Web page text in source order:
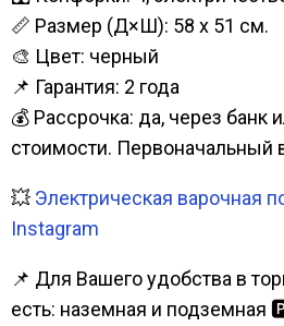
📏 Размер (Д×Ш): 58 x 51 см.
🎨 Цвет: черный
📌 Гарантия: 2 года
💰 Рассрочка: да, через банк
стоимости. Первоначальный
💥 Электрическая варочная
Instagram
📌 Для Вашего удобства в
есть: наземная и подземная